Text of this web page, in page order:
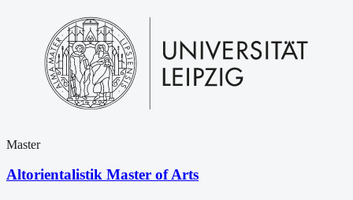
Master
Altorientalistik Master of Arts